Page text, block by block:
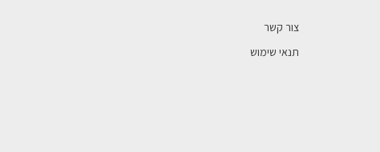
צור קשר
תנאי שימוש